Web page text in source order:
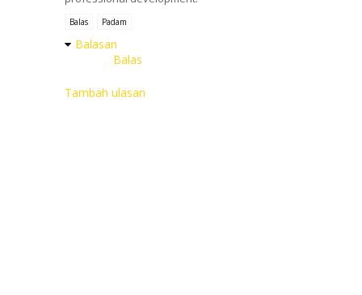
Balas Padam
Balasan
Balas
Tambah ulasan